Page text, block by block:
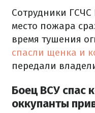
Сотрудники
место пожара
время тушения
спасли щенка и
передали
Боец ВСУ спас
оккупанты